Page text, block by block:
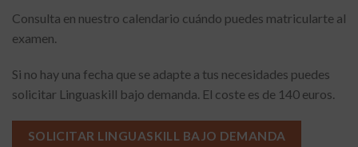
Consulta en nuestro calendario cuándo puedes matricularte al
examen.
Si no hay una fecha que se adapte a tus necesidades puedes
solicitar Linguaskill bajo demanda. El coste es de 140 euros.
SOLICITAR LINGUASKILL BAJO DEMANDA